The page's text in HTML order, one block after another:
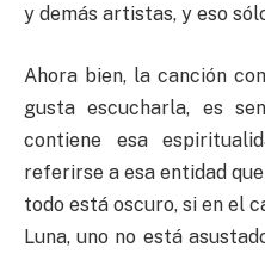
y demás artistas, y eso
Ahora bien, la canción
gusta escucharla, es
contiene esa
referirse a esa entidad
todo está oscuro, si en el
Luna, uno no está